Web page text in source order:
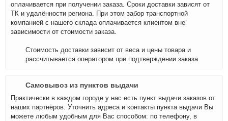
оплачивается при получении заказа. Сроки доставки зависят от
ТК и удалённости региона. При этом забор транспортной
компанией с нашего склада оплачивается клиентом вне
зависимости от стоимости заказа.
Стоимость доставки зависит от веса и цены товара и
рассчитывается оператором при подтверждении заказа.
Самовывоз из пунктов выдачи
Практически в каждом городе у нас есть пункт выдачи заказов от
наших партнёров. Уточнить адреса и контакты пункта выдачи Вы
можете любым удобным для Вас способом: по телефону, в